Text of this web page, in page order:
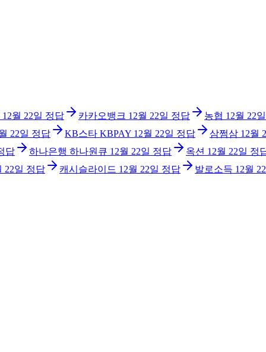
12월 22일 정답 카카오뱅크 12월 22일 정답 농협 12월 22일
22일 정답 KB스타 KBPAY 12월 22일 정답 삼쩜삼 12월
답
하나은행 하나원큐 12월 22일 정답 옥션 12월 22일 정
22일 정답 캐시슬라이드 12월 22일 정답 발로소득 12월